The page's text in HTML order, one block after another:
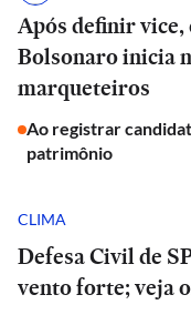
Após definir vice,
Bolsonaro inicia
marqueteiros
Ao registrar
patrimônio
CLIMA
Defesa Civil de
vento forte; veja